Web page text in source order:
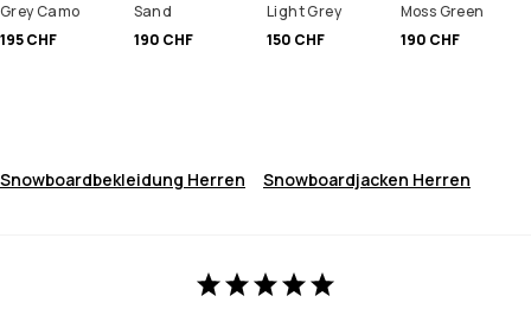
Grey Camo
195 CHF
Sand
190 CHF
Light Grey
150 CHF
Moss Green
190 CHF
Snowboardbekleidung Herren Snowboardjacken Herren